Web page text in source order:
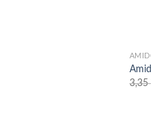
3,35